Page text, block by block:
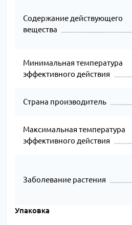
Содержание действующего
вещества
Минимальная температура
эффективного действия
Страна производитель
Максимальная температура
эффективного действия
Заболевание растения
Упаковка